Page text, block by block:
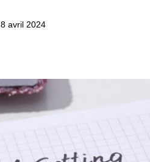
8 avril 2024